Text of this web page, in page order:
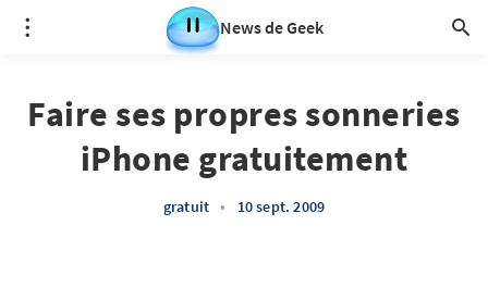
News de Geek
Faire ses propres sonneries
iPhone gratuitement
gratuit • 10 sept. 2009